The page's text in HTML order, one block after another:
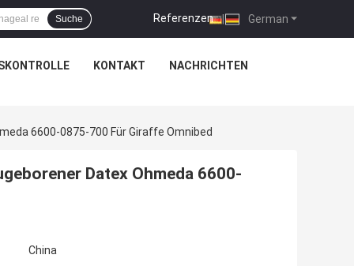
German
Referenzen |
Suche
KONTAKT NACHRICHTEN
6600-0875-700 Für Giraffe Omnibed
Datex Ohmeda 6600-
China